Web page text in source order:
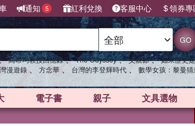
通知 5 紅利兌換 客服中心 領券專
GO
高希均教授回憶錄 、 The Odyssey 、 父親節 、 如果歷史
漫遊錄 、 方念華 、 台灣的李登輝時代 、 數學女孩：黎曼猜
電子書 親子 文具選物